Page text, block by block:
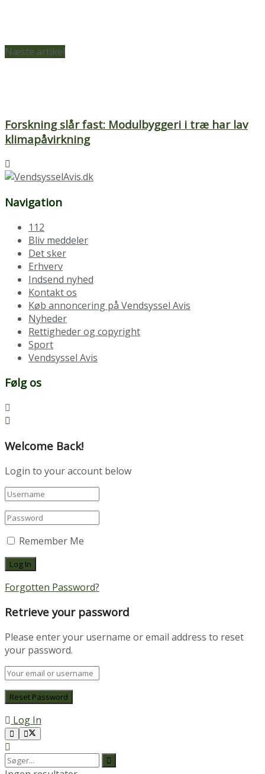
Næste artikel
Forskning slår fast: Modulbyggeri i træ har lav
klimapåvirkning
Navigation
112
Bliv meddeler
Det sker
Erhverv
Indsend nyhed
Kontakt os
Køb annoncering på Vendsyssel Avis
Nyheder
Rettigheder og copyright
Sport
Vendsyssel Avis
Følg os
Welcome Back!
Login to your account below
Remember Me
Forgotten Password?
Retrieve your password
Please enter your username or email address to reset
your password.
Log In